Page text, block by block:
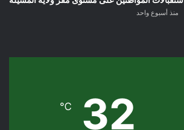
منذ أسبوع واحد
32
℃